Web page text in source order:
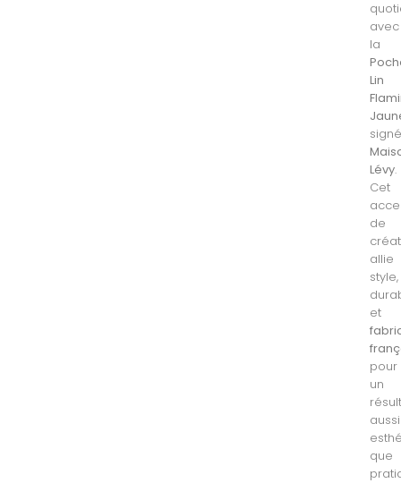
avec
la
Lin
Lévy.
Cet
de
allie
style,
et
pour
un
aussi
que